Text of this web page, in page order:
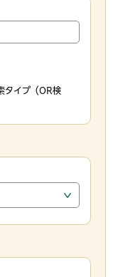
タイプ（OR検